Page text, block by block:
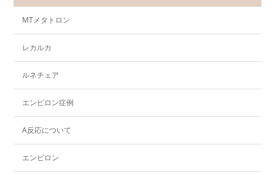
MTメタトロン
レカルカ
ルネチェア
エンビロン症例
A反応について
エンビロン